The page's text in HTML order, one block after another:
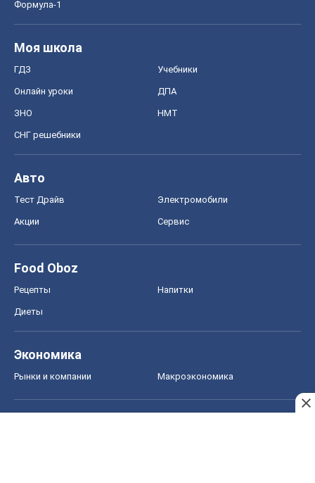
Формула-1
Моя школа
ГДЗ Учебники
Онлайн уроки ДПА
ЗНО НМТ
СНГ решебники
Авто
Тест Драйв Электромобили
Акции Сервис
Food Oboz
Рецепты Напитки
Диеты
Экономика
Рынки и компании Mакроэкономика